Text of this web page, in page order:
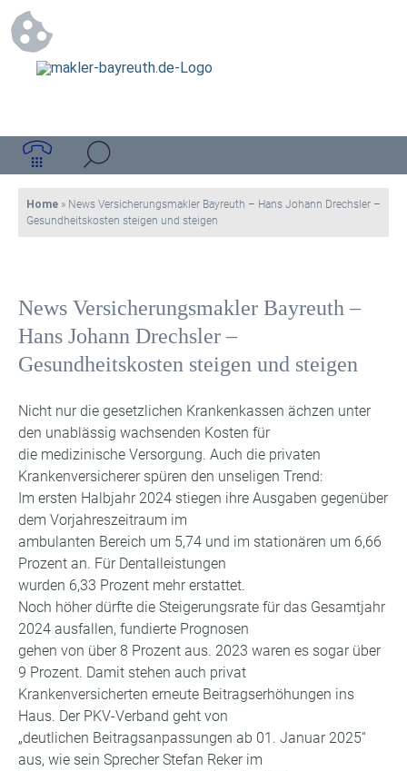
Home » News Versicherungsmakler Bayreuth – Hans Johann Drechsler –
Gesundheitskosten steigen und steigen
News Versicherungsmakler Bayreuth –
Hans Johann Drechsler –
Gesundheitskosten steigen und steigen
Nicht nur die gesetzlichen Krankenkassen ächzen unter
den unablässig wachsenden Kosten für
die medizinische Versorgung. Auch die privaten
Krankenversicherer spüren den unseligen Trend:
Im ersten Halbjahr 2024 stiegen ihre Ausgaben gegenüber
dem Vorjahreszeitraum im
ambulanten Bereich um 5,74 und im stationären um 6,66
Prozent an. Für Dentalleistungen
wurden 6,33 Prozent mehr erstattet.
Noch höher dürfte die Steigerungsrate für das Gesamtjahr
2024 ausfallen, fundierte Prognosen
gehen von über 8 Prozent aus. 2023 waren es sogar über
9 Prozent. Damit stehen auch privat
Krankenversicherten erneute Beitragserhöhungen ins
Haus. Der PKV-Verband geht von
„deutlichen Beitragsanpassungen ab 01. Januar 2025“
aus, wie sein Sprecher Stefan Reker im